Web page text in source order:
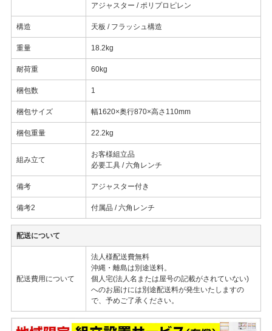
アジャスター / ポリプロピレン
構造 天板 / フラッシュ構造
重量 18.2kg
耐荷重 60kg
梱包数 1
梱包サイズ 幅1620×奥行870×高さ110mm
梱包重量 22.2kg
組み立て
お客様組立品
必要工具 / 六角レンチ
備考 アジャスター付き
備考2 付属品 / 六角レンチ
配送について
配送費用について
法人様配送費無料
沖縄・離島は別途送料。
個人宅(法人名または屋号の記載がされていない)
へのお届けには別途配送料が発生いたしますの
で、予めご了承ください。